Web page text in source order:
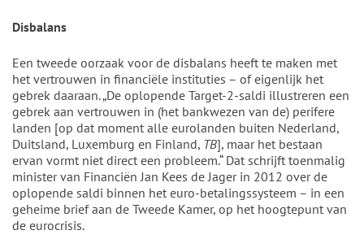
Disbalans
Een tweede oorzaak voor de disbalans heeft te maken met
het vertrouwen in financiële instituties – of eigenlijk het
gebrek daaraan. „De oplopende Target-2-saldi illustreren een
gebrek aan vertrouwen in (het bankwezen van de) perifere
landen [op dat moment alle eurolanden buiten Nederland,
Duitsland, Luxemburg en Finland, TB], maar het bestaan
ervan vormt niet direct een probleem.“ Dat schrijft toenmalig
minister van Financiën Jan Kees de Jager in 2012 over de
oplopende saldi binnen het euro-betalingssysteem – in een
geheime brief aan de Tweede Kamer, op het hoogtepunt van
de eurocrisis.